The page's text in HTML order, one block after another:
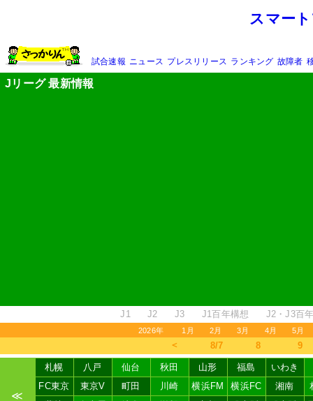
スマー
試合速報 ニュース プレスリリース ランキング 故障者
Jリーグ 最新情報
J1 J2 J3 J1百年構想 J2・J3百
2026年 1月 2月 3月 4月 5月
＜ 8/7 8 9
≪
札幌 八戸 仙台 秋田 山形 福島
いわき
FC東京
東京V 町田 川崎 横浜FM 横浜FC 湘南